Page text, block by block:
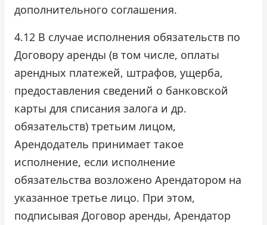
дополнительного соглашения.
4.12 В случае исполнения обязательств по
Договору аренды (в том числе, оплаты
арендных платежей, штрафов, ущерба,
предоставления сведений о банковской
карты для списания залога и др.
обязательств) третьим лицом,
Арендодатель принимает такое
исполнение, если исполнение
обязательства возложено Арендатором на
указанное третье лицо. При этом,
подписывая Договор аренды, Арендатор